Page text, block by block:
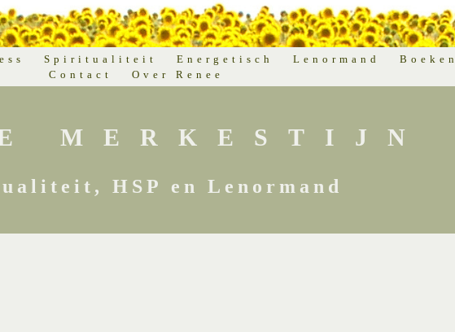
Spiritualiteit Energetisch Lenormand Boeken
Contact
Over Renee
MERKESTIJN
HSP en Lenormand